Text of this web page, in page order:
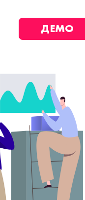
ДЕМО